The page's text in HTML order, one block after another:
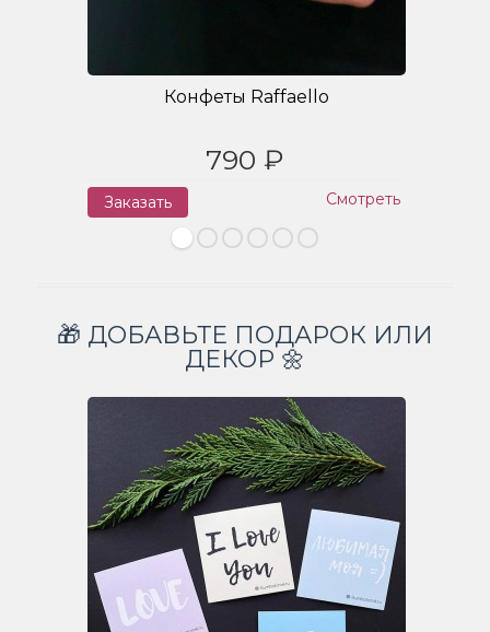
Конфеты Raffaello
790 ₽
Заказать Смотреть
🎁 ДОБАВЬТЕ ПОДАРОК ИЛИ
ДЕКОР 🌼